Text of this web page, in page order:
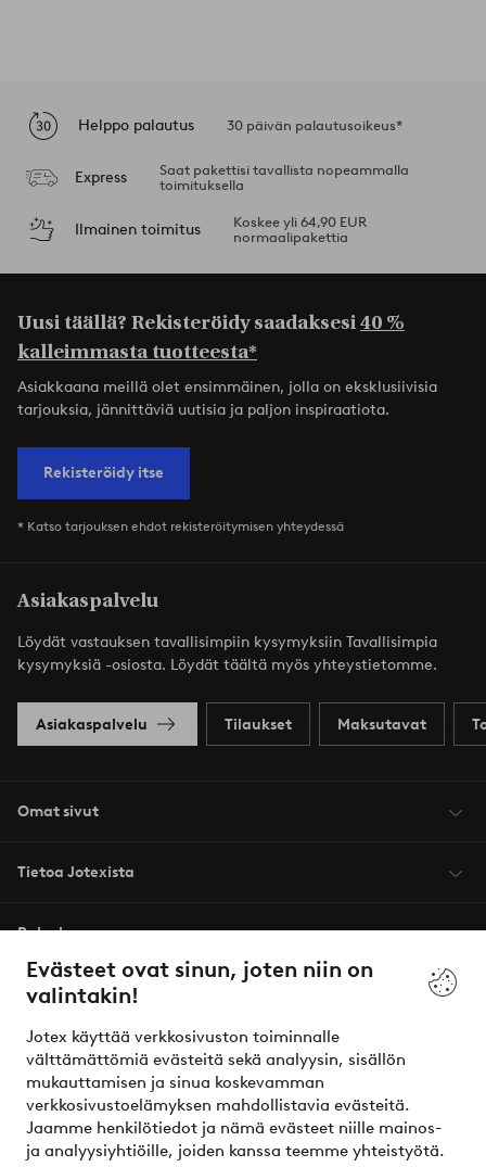
Evästeet ovat sinun, joten niin on
valintakin!
Jotex käyttää verkkosivuston toiminnalle
välttämättömiä evästeitä sekä analyysin, sisällön
mukauttamisen ja sinua koskevamman
verkkosivustoelämyksen mahdollistavia evästeitä.
Jaamme henkilötiedot ja nämä evästeet niille mainos-
ja analyysiyhtiöille, joiden kanssa teemme yhteistyötä.
Helppo palautus 30 päivän palautusoikeus*
Express
Saat pakettisi tavallista nopeammalla
toimituksella
Ilmainen toimitus
Koskee yli 64,90 EUR
normaalipakettia
Uusi täällä? Rekisteröidy saadaksesi40 %
kalleimmasta tuotteesta*
Asiakkaana meillä olet ensimmäinen, jolla on eksklusiivisia
tarjouksia, jännittäviä uutisia ja paljon inspiraatiota.
Rekisteröidy itse
* Katso tarjouksen ehdot rekisteröitymisen yhteydessä
Asiakaspalvelu
Löydät vastauksen tavallisimpiin kysymyksiin Tavallisimpia
kysymyksiä -osiosta. Löydät täältä myös yhteystietomme.
Asiakaspalvelu Tilaukset Maksutavat
Omat sivut
Tietoa Jotexista
Palvelumme
Ehdot
Ystävät
Turvalliset maksut – maksa nyt tai erissä